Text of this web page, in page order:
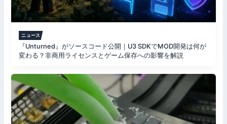
ニュース
『Unturned』がソースコード公開｜U3 SDKでMOD開発は何が
変わる？非商用ライセンスとゲーム保存への影響を解説